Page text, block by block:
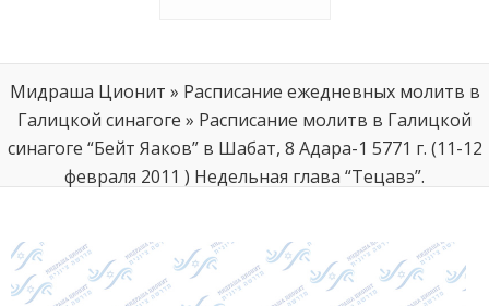
Мидраша Ционит » Расписание ежедневных молитв в
Галицкой синагоге » Расписание молитв в Галицкой
синагоге “Бейт Яаков” в Шабат, 8 Адара-1 5771 г. (11-12
февраля 2011 ) Недельная глава “Тецавэ”.